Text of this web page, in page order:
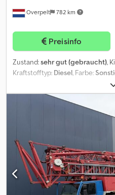
Overpelt 782 km
Preisinfo
Zustand:sehr gut (gebraucht),
Kraftstofftyp: Diesel , Farbe:
,
Betriebsstunden:9.086 h, =
Achsen = Anmerkungen =
Aprsck CE-Typ: CE, EPA, TÜV =
Technische Informationen
MERCEDES-BENZ Mercedes-
(326 HP). Gewichte Leergewicht:
36.000 kg Funktionell
Wartung, Verlauf und Zustand
Hauptuntersuchung): geprüft
sehr gut Optischer Zustand: